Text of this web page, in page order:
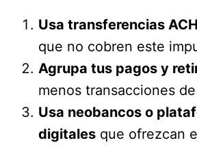
Usa transferencias ACH
que no cobren este
Agrupa tus pagos y
menos transacciones
Usa neobancos o
digitales que ofrezcan